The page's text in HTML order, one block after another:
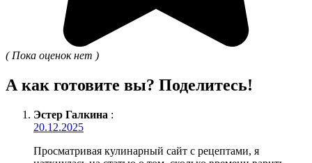
( Пока оценок нет )
А как готовите вы? Поделитесь!
Эстер Галкина :
20.12.2025
Просматривая кулинарный сайт с рецептами, я